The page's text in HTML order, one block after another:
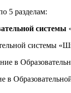
5 разделам:
системы
системы
в
в